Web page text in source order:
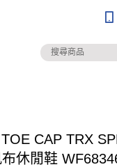
CAP TRX
休閒鞋